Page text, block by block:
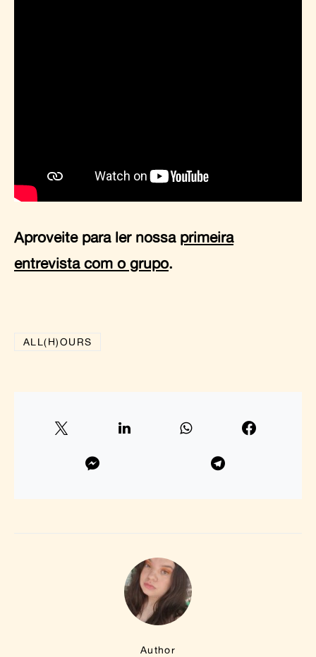
Aproveite para ler nossa primeira
entrevista com o grupo.
ALL(H)OURS
Author